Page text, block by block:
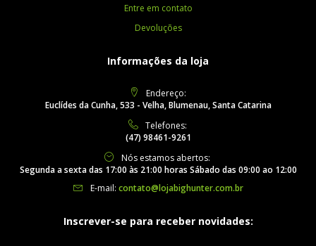
Entre em contato
Devoluções
Informações da loja
Endereço:
Euclídes da Cunha, 533 - Velha, Blumenau, Santa Catarina
Telefones:
(47) 98461-9261
Nós estamos abertos:
Segunda a sexta das 17:00 às 21:00 horas Sábado das 09:00 ao 12:00
E-mail: contato@lojabighunter.com.br
Inscrever-se para receber novidades: